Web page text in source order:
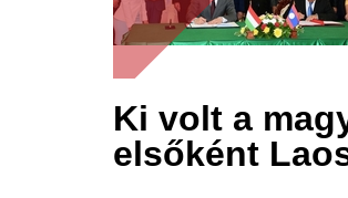
Ki volt a
elsőként